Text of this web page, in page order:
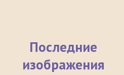
Последние
изображения